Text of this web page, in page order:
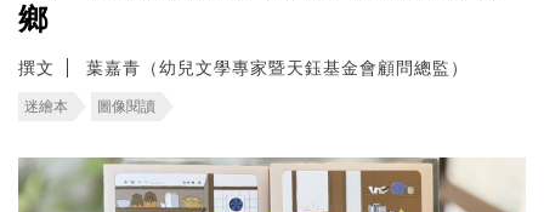
鄉
撰文 葉嘉青（幼兒文學專家暨天鈺基金會顧問總監）
迷繪本 圖像閱讀